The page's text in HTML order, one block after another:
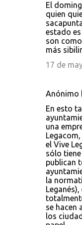
El
quien
estado
son
más
17 de
Anónimo
En esto
una
el Vive
sólo
publican
la
se hacen
los